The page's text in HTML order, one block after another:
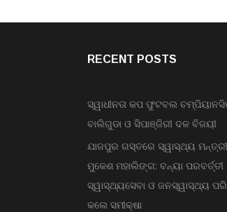
RECENT POSTS
ସ୍ୱାଧୀନତା କପ ଫୁଟବଲ
ବାଲିଗୁଡା ଓ ସିପାଞ୍ଜିରୀ ଦଳ ବିଜୟୀ
ଯାଜପୁର ଗସ୍ତରେ ସ୍ୱାସ୍ଥ୍ୟ
ମୁକେଶ ମହାଲିଙ୍ଗ: ବନ୍ୟା ପରବର୍ତ୍ତୀ
ସ୍ୱାସ୍ଥ୍ୟସେବା ଓ ଜନସ୍ୱାସ୍ଥ୍ୟ
କଲେ ସମୀକ୍ଷା